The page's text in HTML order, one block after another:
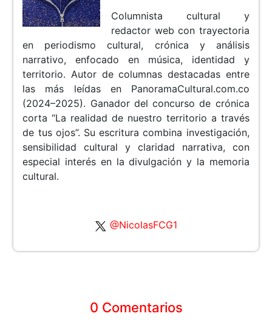
Columnista cultural y
redactor web con trayectoria
en periodismo cultural, crónica y análisis
narrativo, enfocado en música, identidad y
territorio. Autor de columnas destacadas entre
las más leídas en PanoramaCultural.com.co
(2024–2025). Ganador del concurso de crónica
corta “La realidad de nuestro territorio a través
de tus ojos”. Su escritura combina investigación,
sensibilidad cultural y claridad narrativa, con
especial interés en la divulgación y la memoria
cultural.
@NicolasFCG1
0 Comentarios